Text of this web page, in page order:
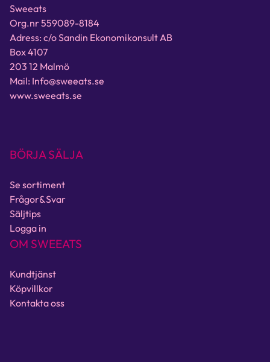
Sweeats
Org.nr 559089-8184
Adress: c/o Sandin Ekonomikonsult AB
Box 4107
203 12 Malmö
Mail: Info@sweeats.se
www.sweeats.se
BÖRJA SÄLJA
Se sortiment
Frågor&Svar
Säljtips
Logga in
OM SWEEATS
Kundtjänst
Köpvillkor
Kontakta oss